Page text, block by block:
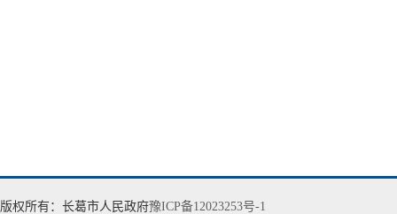
版权所有：长葛市人民政府豫ICP备12023253号-1